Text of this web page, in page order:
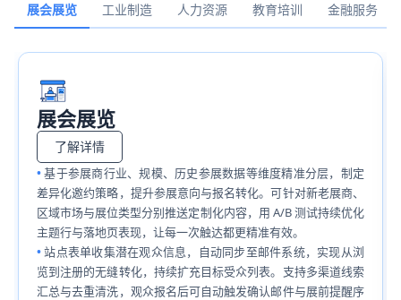
展会展览 工业制造 人力资源 教育培训 金融服务
展会展览
了解详情
基于参展商行业、规模、历史参展数据等维度精准分层，制定
差异化邀约策略，提升参展意向与报名转化。可针对新老展商、
区域市场与展位类型分别推送定制化内容，用 A/B 测试持续优化
主题行与落地页表现，让每一次触达都更精准有效。
站点表单收集潜在观众信息，自动同步至邮件系统，实现从浏
览到注册的无缝转化，持续扩充目标受众列表。支持多渠道线索
汇总与去重清洗，观众报名后可自动触发确认邮件与展前提醒序